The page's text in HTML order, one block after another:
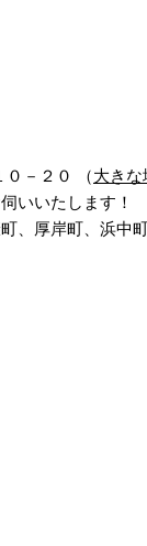
０－２０ （大き
いいたします！
、厚岸町、浜中